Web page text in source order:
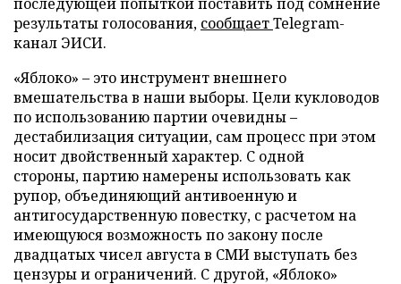
результаты голосования, сообщаетTelegram-
канал ЭИСИ.
«Яблоко» – это инструмент внешнего
вмешательства в наши выборы. Цели кукловодов
по использованию партии очевидны –
дестабилизация ситуации, сам процесс при этом
носит двойственный характер. С одной
стороны, партию намерены использовать как
рупор, объединяющий антивоенную и
антигосударственную повестку, с расчетом на
имеющуюся возможность по закону после
двадцатых чисел августа в СМИ выступать без
цензуры и ограничений. С другой, «Яблоко»